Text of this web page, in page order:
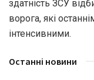
здатність ЗСУ
ворога, які
інтенсивними.
Останні новини